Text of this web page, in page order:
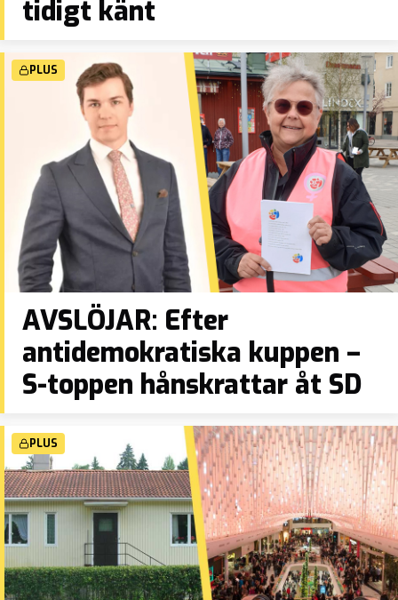
tidigt känt
PLUS
AVSLÖJAR: Efter
antidemokratiska kuppen –
S-toppen hånskrattar åt SD
PLUS